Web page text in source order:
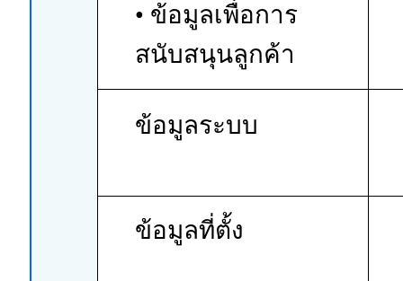
• ข้อมูลเพื่อการ
สนับสนุนลูกค้า
ข้อมูลระบบ
ข้อมูลที่ตั้ง